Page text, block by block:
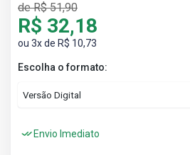
de R$ 51,90
R$ 32,18
ou 3x de R$ 10,73
Escolha o formato:
Envio Imediato